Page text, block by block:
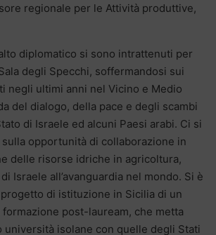
regionale per le Attività produttive,
diplomatico si sono intrattenuti per
degli Specchi, soffermandosi sui
negli ultimi anni nel Vicino e Medio
del dialogo, della pace e degli scambi
di Israele ed alcuni Paesi arabi. Ci si
opportunità di collaborazione in
delle risorse idriche in agricoltura,
Israele all’avanguardia nel mondo. Si è
di istituzione in Sicilia di un
post-lauream, che metta
università isolane con quelle degli Stati